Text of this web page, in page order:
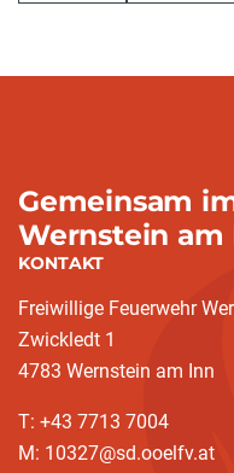
Gemeinsam
Wernstein am
KONTAKT
Freiwillige Feuerwehr
Zwickledt 1
4783 Wernstein am Inn
T: +43 7713 7004
M: 10327@sd.ooelfv.at